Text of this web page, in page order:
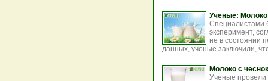
Ученые:
Специалистами
эксперимент,
не в состоянии
данных, ученые заключили,
Молоко с
Ученые провели